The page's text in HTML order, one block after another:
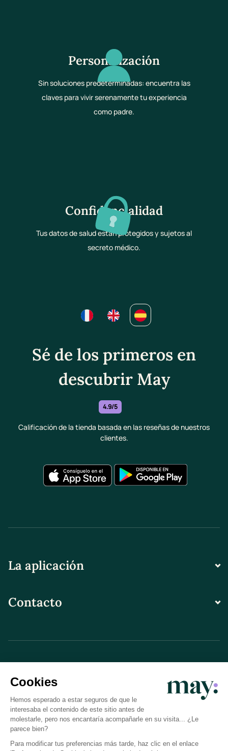
Personalización
Sin soluciones predeterminadas: encuentra las
claves para vivir serenamente tu experiencia
como padre.
Confidencialidad
Tus datos de salud están protegidos y sujetos al
secreto médico.
Sé de los primeros en
descubrir May
4.9/5
Calificación de la tienda basada en las reseñas de nuestros
clientes.
La aplicación
Contacto